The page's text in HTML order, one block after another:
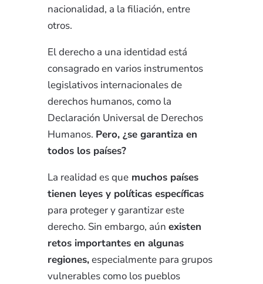
nacionalidad, a la filiación, entre
otros.
El derecho a una identidad está
consagrado en varios instrumentos
legislativos internacionales de
derechos humanos, como la
Declaración Universal de Derechos
Humanos. Pero, ¿se garantiza en
todos los países?
La realidad es quemuchos países
tienen leyes y políticas específicas
para proteger y garantizar este
derecho. Sin embargo, aún existen
retos importantes en algunas
regiones,especialmente para grupos
vulnerables como los pueblos